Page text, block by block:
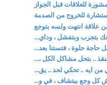
للعلاقات قبل الجواز
للخروج من الصدمة
علاقة انتهت ولسه بتوجع
بتجرب وبتفشل ، وداي...
حاجة حلوة ، فتستنا بعد...
.. بتحل مشاكل الكل ،...
من ايه .. تحكي لحد .. يق...
كل وجع بيتشاف ، في و...